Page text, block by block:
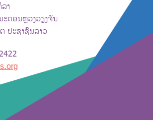
າ
ຄອນຫຼວງວຽງຈັນ
ປະຊາຊົນລາວ